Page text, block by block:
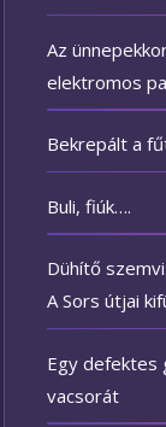
Az
elektromos
Bekrepált a
Buli, fiúk….
Dühítő
A Sors útjai
Egy defektes
vacsorát